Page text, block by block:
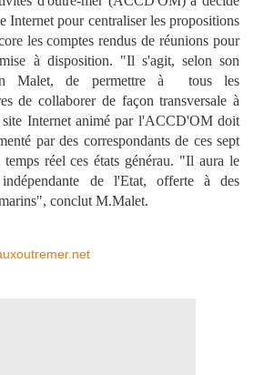
Internet pour centraliser les propositions
les comptes rendus de réunions pour
à disposition. "Il s'agit, selon son
Malet, de permettre à tous les
de collaborer de façon transversale à
site Internet animé par l'ACCD'OM doit
par des correspondants de ces sept
réel ces états générau. "Il aura le
de l'Etat, offerte à des
conclut M.Malet.